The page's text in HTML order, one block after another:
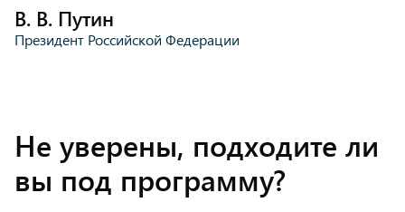
В. В. Путин
Президент Российской Федерации
Не уверены, подходите ли
вы под программу?